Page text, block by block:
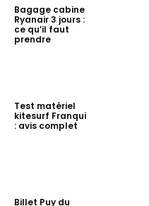
Bagage cabine
Ryanair 3 jours :
ce qu’il faut
prendre
Test matériel
kitesurf Franqui
: avis complet
Billet Puy du